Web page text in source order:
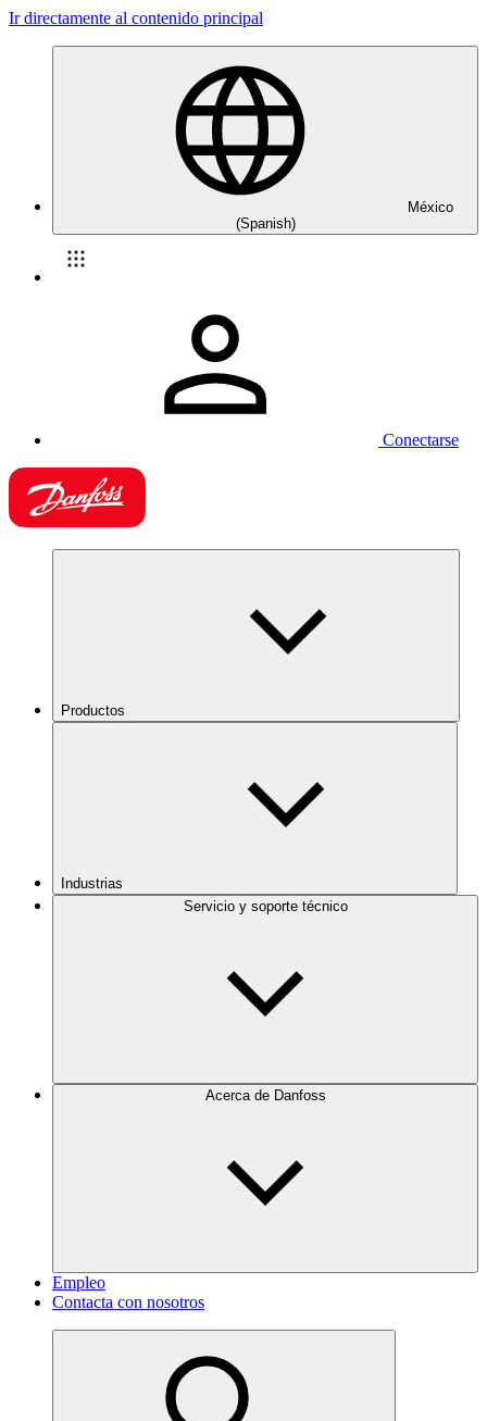
Ir directamente al contenido principal
México
(Spanish)
Conectarse
Productos
Industrias
Servicio y soporte técnico
Acerca de Danfoss
Empleo
Contacta con nosotros